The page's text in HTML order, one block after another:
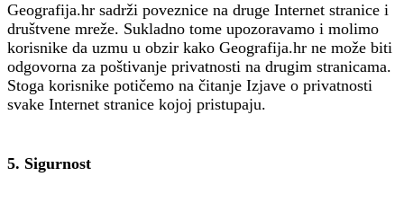
Geografija.hr sadrži poveznice na druge Internet stranice i
društvene mreže. Sukladno tome upozoravamo i molimo
korisnike da uzmu u obzir kako Geografija.hr ne može biti
odgovorna za poštivanje privatnosti na drugim stranicama.
Stoga korisnike potičemo na čitanje Izjave o privatnosti
svake Internet stranice kojoj pristupaju.
5. Sigurnost